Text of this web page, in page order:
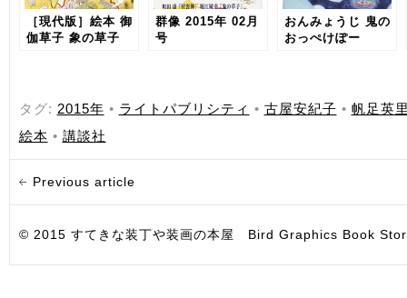
［現代版］絵本 御
伽草子 象の草子
群像 2015年 02月
号
おんみょうじ 鬼の
おっぺけぽー
タグ: 2015年 • ライトパブリシティ • 古屋安紀子 • 帆足英
絵本 • 講談社
Previous article
© 2015 すてきな装丁や装画の本屋 Bird Graphics Book